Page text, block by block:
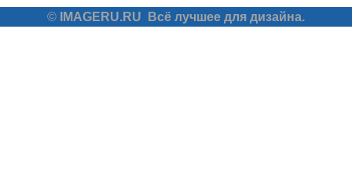
© IMAGERU.RU Всё лучшее для дизайна.